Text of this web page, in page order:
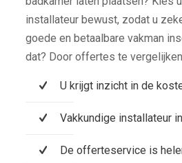
installateur bewust, zodat u
goede en betaalbare vakman
dat? Door offertes te
U krijgt inzicht in de
Vakkundige installateur
De offerteservice is